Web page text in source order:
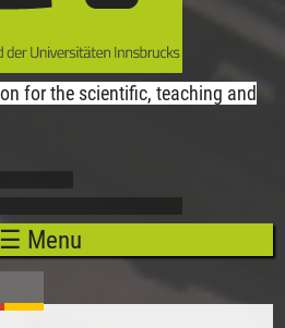
for the scientific, teaching and
☰ Menu